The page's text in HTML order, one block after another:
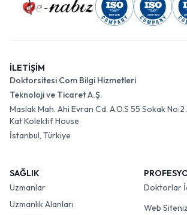
İLETİŞİM
Doktorsitesi Com Bilgi Hizmetleri
Teknoloji ve Ticaret A.Ş.
Maslak Mah. Ahi Evran Cd. A.O.S 55 Sokak
Kat Kolektif House
İstanbul, Türkiye
SAĞLIK
Uzmanlar
Uzmanlık Alanları
Doktorlar
Web